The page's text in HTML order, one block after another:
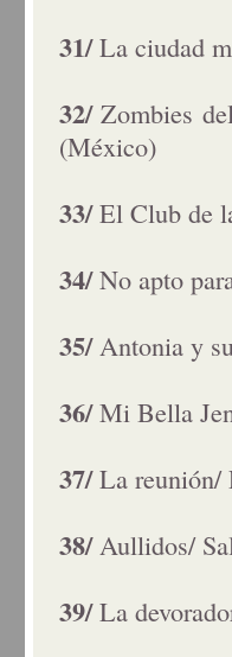
31/La ciudad
32/Zombies
(México)
33/El Club de
34/No apto
35/Antonia y
36/Mi Bella
37/La reunión/
38/Aullidos/
39/La